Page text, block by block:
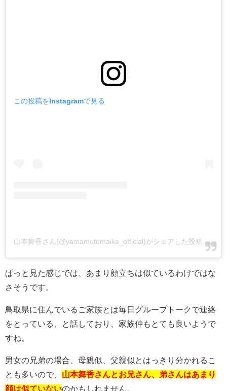
この投稿をInstagramで見る
山本舞香さん(@yamamotomaika_official)がシェアした投稿 2019
ぱっと見た感じでは、あまり顔立ちは似ているわけではな
さそうです。
鳥取県に住んでいるご家族とは毎日グループトークで連絡
をとっている、と話しており、家族仲もとても良いようで
すね。
男女の兄弟の場合、母親似、父親似とはっきり分かれるこ
とも多いので、 山本舞香さんとお兄さん、弟さんはあまり
顔は似ていないのかもしれません。